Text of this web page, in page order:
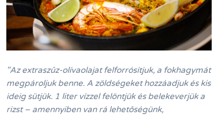
"Az extraszűz-olívaolajat felforrósítjuk, a fokhagymát
megpároljuk benne. A zöldségeket hozzáadjuk és kis
ideig sütjük. 1 liter vízzel felöntjük és belekeverjük a
rizst – amennyiben van rá lehetőségünk,